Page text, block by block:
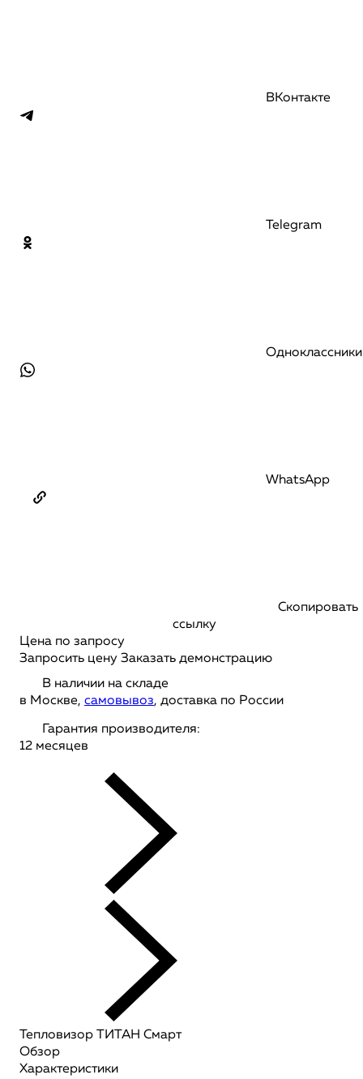
ВКонтакте
Telegram
Одноклассники
WhatsApp
Скопировать
ссылку
Цена по запросу
Запросить цену Заказать демонстрацию
В наличии на складе
в Москве, самовывоз, доставка по России
Гарантия производителя:
12 месяцев
Тепловизор ТИТАН Смарт
Обзор
Характеристики